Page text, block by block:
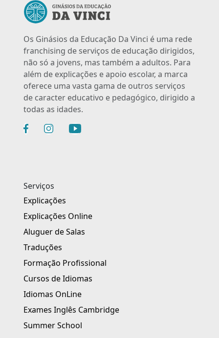
Os Ginásios da Educação Da Vinci é uma rede
franchising de serviços de educação dirigidos,
não só a jovens, mas também a adultos. Para
além de explicações e apoio escolar, a marca
oferece uma vasta gama de outros serviços
de caracter educativo e pedagógico, dirigido a
todas as idades.
Serviços
Explicações
Explicações Online
Aluguer de Salas
Traduções
Formação Profissional
Cursos de Idiomas
Idiomas OnLine
Exames Inglês Cambridge
Summer School